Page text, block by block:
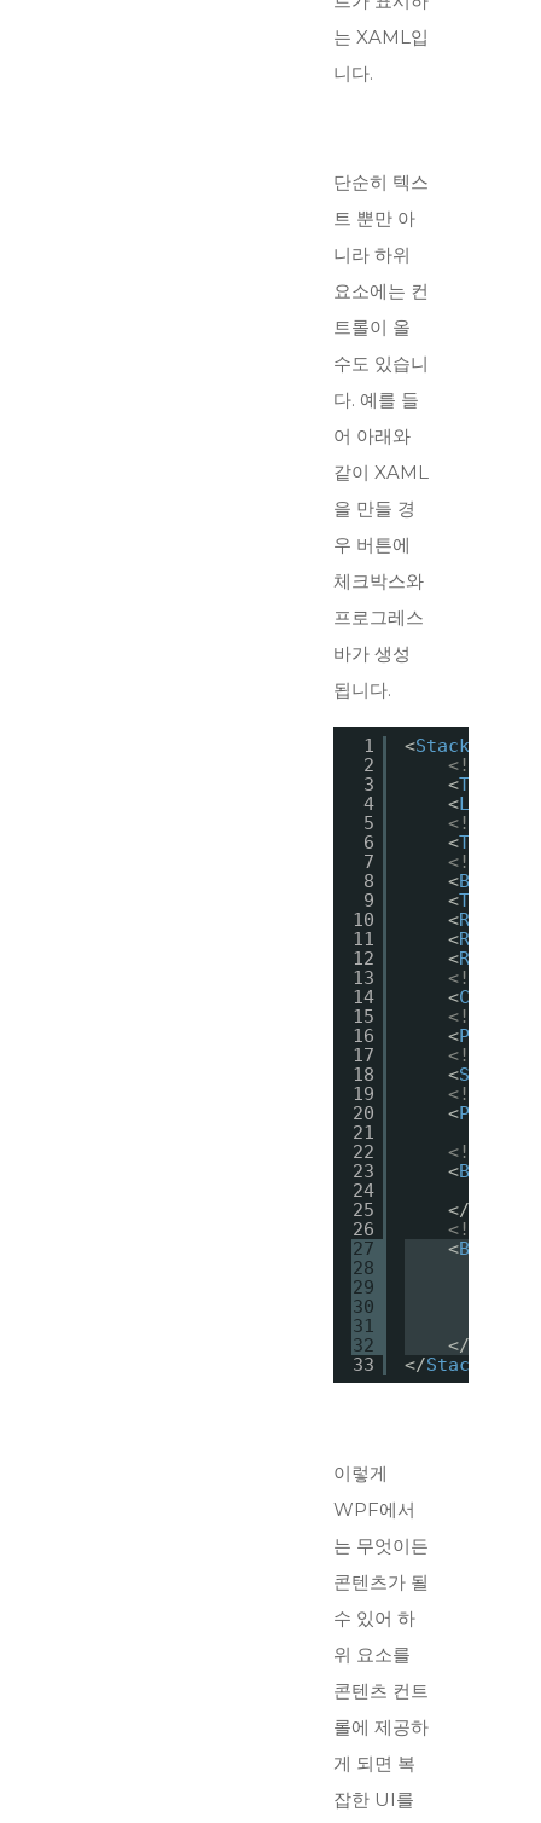
는 XAML입
니다.
단순히 텍스
트 뿐만 아
니라 하위
요소에는 컨
트롤이 올
수도 있습니
다. 예를 들
어 아래와
같이 XAML
을 만들 경
우 버튼에
체크박스와
프로그레스
바가 생성
됩니다.
1
2
3
4
5
6
7
8
9
10
11
12
13
14
15
16
17
18
19
20
21
22
23
24
25
26
27
28
29
30
31
32
33
<StackPanel
<!--문자
<
<Label
<!--사용
<TextBox
<!--버튼
<Button
<
<
<
<
<!--체크
<
<!--프로
<
<!--슬라
<Slider
<!--패스
<
<!--하위
<Button
</
<!--하위
<Button
</
</StackPanel
이렇게
WPF에서
는 무엇이든
콘텐츠가 될
수 있어 하
위 요소를
콘텐츠 컨트
롤에 제공하
게 되면 복
잡한 UI를